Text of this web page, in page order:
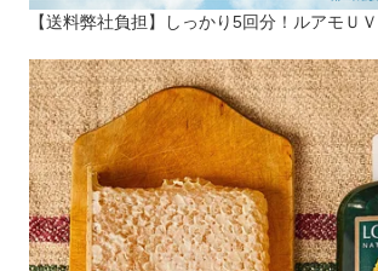
【送料弊社負担】しっかり5回分！ルアモＵ